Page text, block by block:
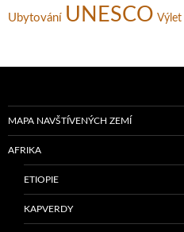
Ubytování UNESCO Výlet
MAPA NAVŠTÍVENÝCH ZEMÍ
AFRIKA
ETIOPIE
KAPVERDY